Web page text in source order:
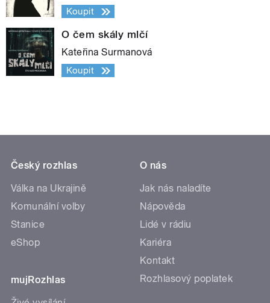
Koupit
O čem skály mlčí
Kateřina Surmanová
Koupit
Český rozhlas
Válka na Ukrajině
Komunální volby
Stanice
eShop
mujRozhlas
O nás
Jak nás naladíte
Nápověda
Lidé v rádiu
Kariéra
Kontakt
Rozhlasový poplatek